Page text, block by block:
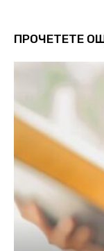
ПРОЧЕТЕТЕ